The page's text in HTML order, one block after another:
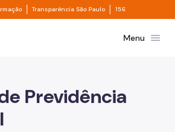
principal
Divisor de acesso à informação
Transparência São Paulo Divisor de
156
de São PauloMenu menu
Previdência